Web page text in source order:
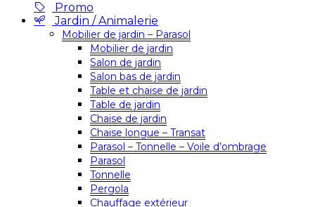
Promo
Jardin / Animalerie
Mobilier de jardin – Parasol
Mobilier de jardin
Salon de jardin
Salon bas de jardin
Table et chaise de jardin
Table de jardin
Chaise de jardin
Chaise longue – Transat
Parasol – Tonnelle – Voile d’ombrage
Parasol
Tonnelle
Pergola
Chauffage extérieur